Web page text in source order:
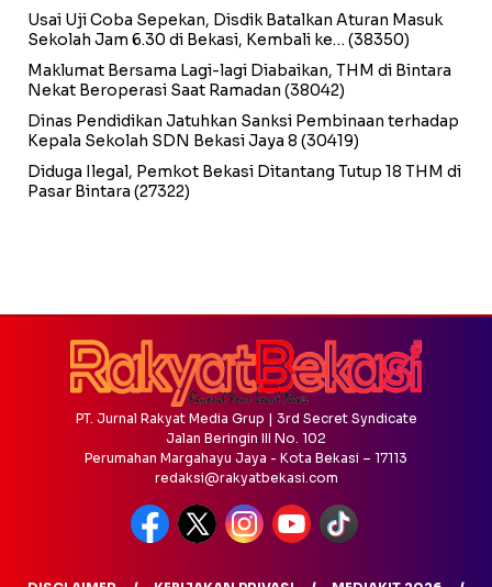
Usai Uji Coba Sepekan, Disdik Batalkan Aturan Masuk
Sekolah Jam 6.30 di Bekasi, Kembali ke… (38350)
Maklumat Bersama Lagi-lagi Diabaikan, THM di Bintara
Nekat Beroperasi Saat Ramadan (38042)
Dinas Pendidikan Jatuhkan Sanksi Pembinaan terhadap
Kepala Sekolah SDN Bekasi Jaya 8 (30419)
Diduga Ilegal, Pemkot Bekasi Ditantang Tutup 18 THM di
Pasar Bintara (27322)
PT. Jurnal Rakyat Media Grup | 3rd Secret Syndicate
Jalan Beringin III No. 102
Perumahan Margahayu Jaya - Kota Bekasi – 17113
redaksi@rakyatbekasi.com